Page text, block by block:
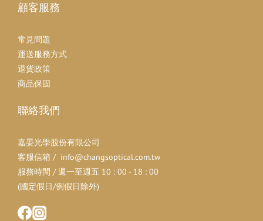
顧客服務
常見問題
運送服務方式
退貨政策
商品保固
聯絡我們
嘉晏光學股份有限公司
客服信箱 / info@changsoptical.com.tw
服務時間 / 週一至週五 10 : 00 - 18 : 00
(國定假日/例假日除外)